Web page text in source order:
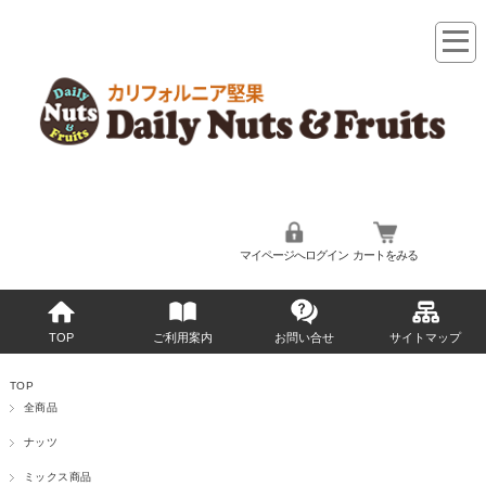
マイページへログイン カートをみる
TOP ご利用案内 お問い合せ サイトマップ
TOP
全商品
ナッツ
ミックス商品